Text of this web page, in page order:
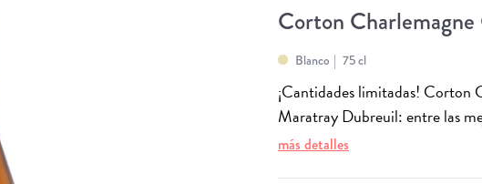
Corton
Blanco 75 cl
¡Cantidades limitadas!
Maratray Dubreuil: entre las
más detalles